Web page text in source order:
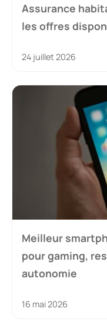
Assurance
les offres
24 juillet 2026
Meilleur
pour gaming,
autonomie
16 mai 2026